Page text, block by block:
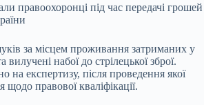
правоохоронці під час передачі грошей
за місцем проживання затриманих у
вилучені набої до стрілецької зброї.
на експертизу, після проведення якої
правової кваліфікації.